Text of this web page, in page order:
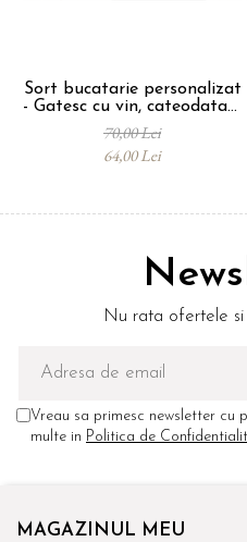
Daca ati fost multumiti
puteti lasa un mesaj pe
Sort bucatarie personalizat
- Gatesc cu vin, cateodata il
pun si in mancare
70,00 Lei
64,00 Lei
Nu rata ofertele
Vreau sa primesc newsletter cu
multe in Politica de
MAGAZINUL MEU